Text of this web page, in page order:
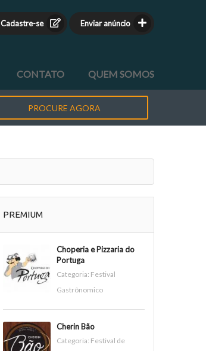
Cadastre-se Enviar anúncio
CONTATO QUEM SOMOS
PROCURE AGORA
PREMIUM
Choperia e Pizzaria do
Portuga
Categoria: Festival
Gastrônomico
Cherin Bão
Categoria: Festival de